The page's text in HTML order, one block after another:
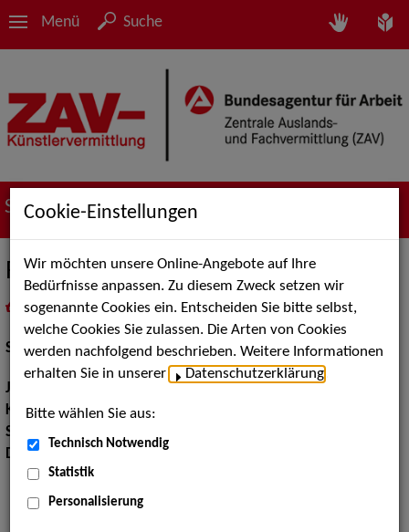
Menü Suche
Suche nach Künstler*innen
Rico Strempel
als PDF speichern
inMeine Merklistelegen
Schauspiel:Bühne
Jahrgang:
Körpergröße:172 cm
Sprachen:
Dialekte:
Cookie-Einstellungen
Wir möchten unsere Online-Angebote auf Ihre
Bedürfnisse anpassen. Zu diesem Zweck setzen wir
sogenannte Cookies ein. Entscheiden Sie bitte selbst,
welche Cookies Sie zulassen. Die Arten von Cookies
werden nachfolgend beschrieben. Weitere Informationen
erhalten Sie in unserer
Datenschutzerklärung
Bitte wählen Sie aus:
Technisch Notwendig
Statistik
Personalisierung